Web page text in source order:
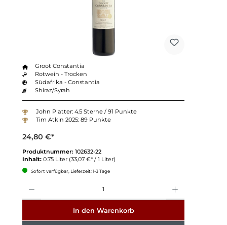
Groot Constantia
Rotwein - Trocken
Südafrika - Constantia
Shiraz/Syrah
John Platter: 4.5 Sterne / 91 Punkte
Tim Atkin 2025: 89 Punkte
24,80 €*
Produktnummer: 102632-22
Inhalt: 0.75 Liter (33,07 €* / 1 Liter)
Sofort verfügbar, Lieferzeit: 1-3 Tage
In den Warenkorb